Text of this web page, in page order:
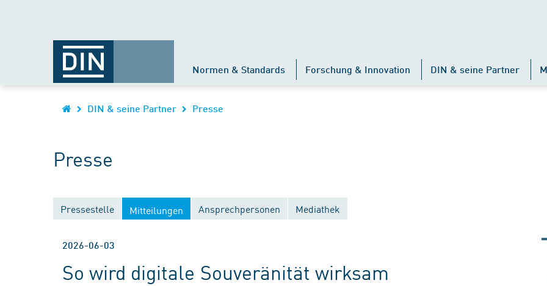
Normen & Standards Forschung & Innovation DIN & seine Partner
DIN & seine Partner Presse
Presse
Pressestelle Mitteilungen Ansprechpersonen Mediathek
2026-06-03
So wird digitale Souveränität wirksam